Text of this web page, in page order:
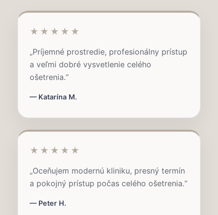
★★★★★
„Príjemné prostredie, profesionálny prístup
a veľmi dobré vysvetlenie celého
ošetrenia.“
— Katarína M.
★★★★★
„Oceňujem modernú kliniku, presný termín
a pokojný prístup počas celého ošetrenia.“
— Peter H.